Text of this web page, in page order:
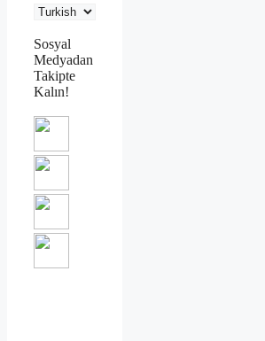
Sosyal
Medyadan
Takipte
Kalın!